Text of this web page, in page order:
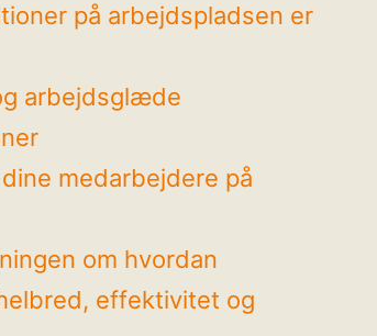
på arbejdspladsen er
arbejdsglæde
medarbejdere på
om hvordan
effektivitet og